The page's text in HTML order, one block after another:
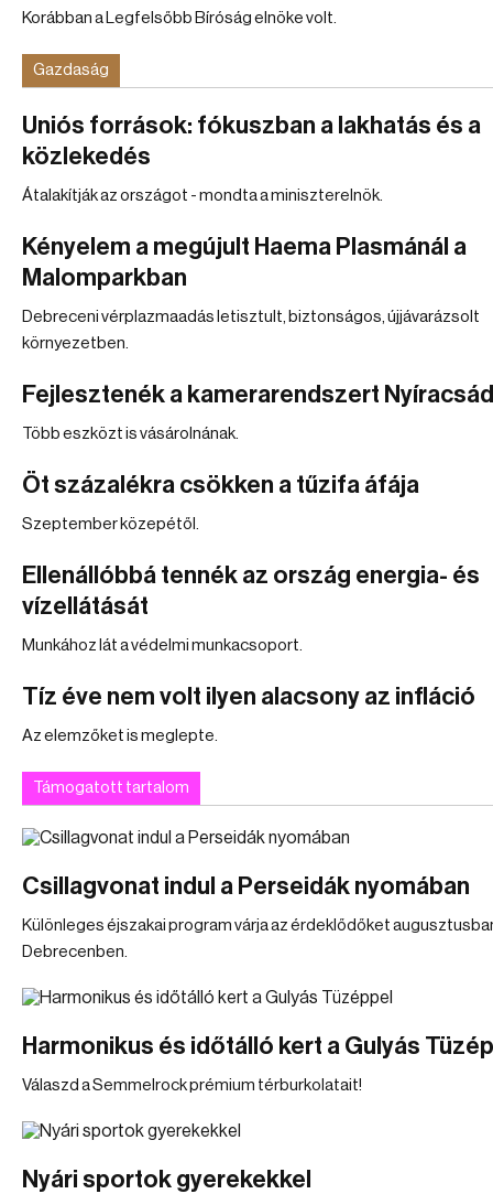
Korábban a Legfelsőbb Bíróság elnöke volt.
Gazdaság
Uniós források: fókuszban a lakhatás és a
közlekedés
Átalakítják az országot - mondta a miniszterelnök.
Kényelem a megújult Haema Plasmánál a
Malomparkban
Debreceni vérplazmaadás letisztult, biztonságos, újjávarázsolt
környezetben.
Fejlesztenék a kamerarendszert
Több eszközt is vásárolnának.
Öt százalékra csökken a tűzifa áfája
Szeptember közepétől.
Ellenállóbbá tennék az ország energia- és
vízellátását
Munkához lát a védelmi munkacsoport.
Tíz éve nem volt ilyen alacsony az infláció
Az elemzőket is meglepte.
Támogatott tartalom
Csillagvonat indul a Perseidák nyomában
Különleges éjszakai program várja az érdeklődőket
Debrecenben.
Harmonikus és időtálló kert a Gulyás
Válaszd a Semmelrock prémium térburkolatait!
Nyári sportok gyerekekkel